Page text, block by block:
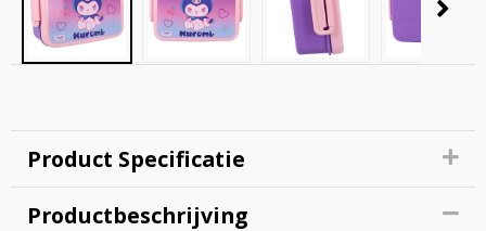
Product Specificatie
Productbeschrijving